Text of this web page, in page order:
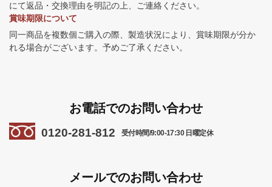
にて返品・交換理由を明記の上、ご連絡ください。
賞味期限について
同一商品を複数個ご購入の際、製造状況により、賞味期限が分か
れる場合がございます。予めご了承ください。
お電話でのお問い合わせ
0120-281-812 受付時間/9:00-17:30 日曜定休
メールでのお問い合わせ